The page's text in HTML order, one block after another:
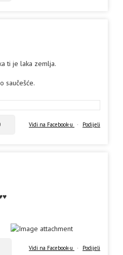
ti je laka zemlja.
saučešće.
Vidi na Facebook-u · Podijeli
Vidi na Facebook-u · Podijeli